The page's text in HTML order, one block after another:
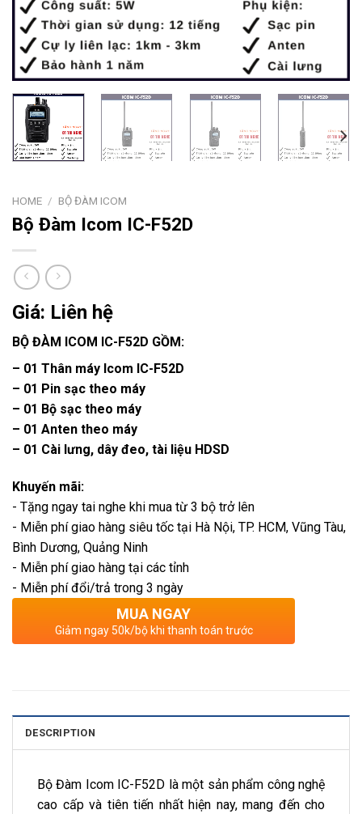
HOME / BỘ ĐÀM ICOM
Bộ Đàm Icom IC-F52D
Giá: Liên hệ
BỘ ĐÀM ICOM IC-F52D GỒM:
– 01 Thân máy Icom IC-F52D
– 01 Pin sạc theo máy
– 01 Bộ sạc theo máy
– 01 Anten theo máy
– 01 Cài lưng, dây đeo, tài liệu HDSD
Khuyến mãi:
- Tặng ngay tai nghe khi mua từ 3 bộ trở lên
- Miễn phí giao hàng siêu tốc tại Hà Nội, TP. HCM, Vũng Tàu,
Bình Dương, Quảng Ninh
- Miễn phí giao hàng tại các tỉnh
- Miễn phí đổi/trả trong 3 ngày
MUA NGAY
Giảm ngay 50k/bộ khi thanh toán trước
DESCRIPTION
Bộ Đàm Icom IC-F52D là một sản phẩm công nghệ
cao cấp và tiên tiến nhất hiện nay, mang đến cho